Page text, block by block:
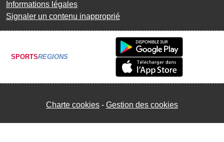
Informations légales
Signaler un contenu inapproprié
SPORTSREGIONS
Charte cookies Gestion des cookies